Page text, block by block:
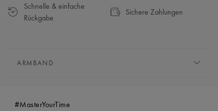
Schnelle & einfache
Rückgabe
Sichere Zahlungen
ARMBAND
KOMPATIBILITÄT:
#MasterYourTime